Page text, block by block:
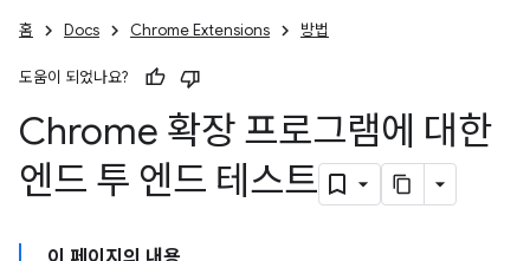
홈 Docs Chrome Extensions 방법
도움이 되었나요?
Chrome 확장 프로그램에 대한
엔드 투 엔드 테스트